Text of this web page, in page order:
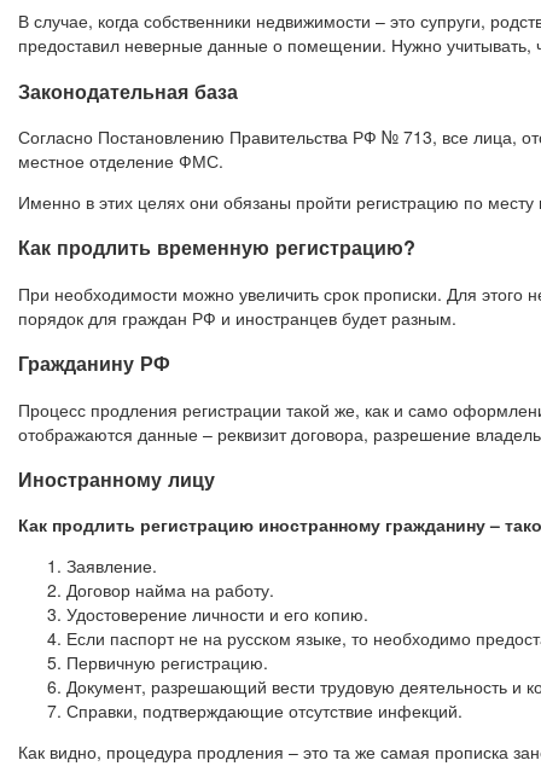
В случае, когда собственники недвижимости – это супруги,
предоставил неверные данные о помещении. Нужно
Законодательная база
Согласно Постановлению Правительства РФ № 713, все лица,
местное отделение ФМС.
Именно в этих целях они обязаны пройти регистрацию по
Как продлить временную регистрацию?
При необходимости можно увеличить срок прописки. Для
порядок для граждан РФ и иностранцев будет разным.
Гражданину РФ
Процесс продления регистрации такой же, как и само
отображаются данные – реквизит договора, разрешение
Иностранному лицу
Как продлить регистрацию иностранному гражданину –
Заявление.
Договор найма на работу.
Удостоверение личности и его копию.
Если паспорт не на русском языке, то необходимо
Первичную регистрацию.
Документ, разрешающий вести трудовую деятельность и
Справки, подтверждающие отсутствие инфекций.
Как видно, процедура продления – это та же самая прописка